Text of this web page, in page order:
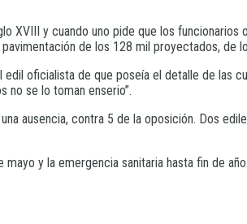
y cuando uno pide que los
de los 128 mil proyectados, de
oficialista de que poseía el detalle de las
no se lo toman enserio”.
ausencia, contra 5 de la oposición. Dos
y la emergencia sanitaria hasta fin de año.